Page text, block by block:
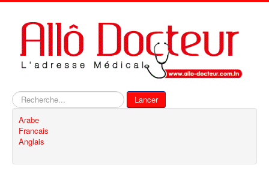
Rechercher
Lancer
Arabe
Francais
Anglais